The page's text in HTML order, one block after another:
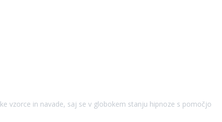
vzorce in navade, saj se v globokem stanju hipnoze s pomočjo